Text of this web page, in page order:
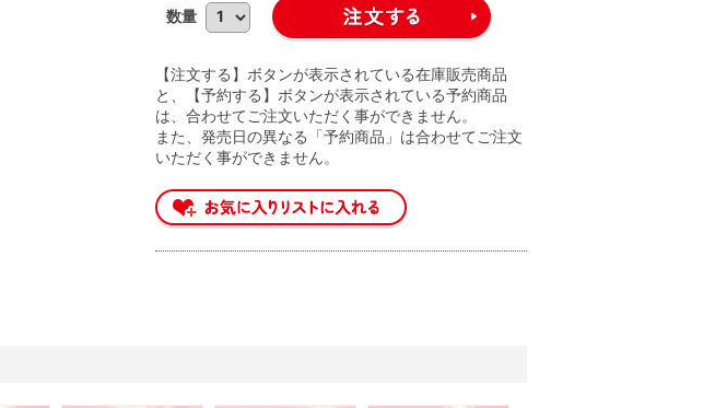
数量
【注文する】ボタンが表示されている在庫販売商品
と、【予約する】ボタンが表示されている予約商品
は、合わせてご注文いただく事ができません。
また、発売日の異なる「予約商品」は合わせてご注文
いただく事ができません。